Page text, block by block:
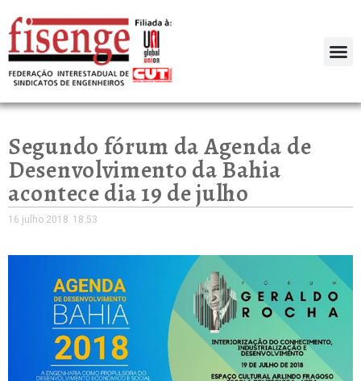
Segundo fórum da Agenda de
Desenvolvimento da Bahia
acontece dia 19 de julho
16 julho 2018 18:53